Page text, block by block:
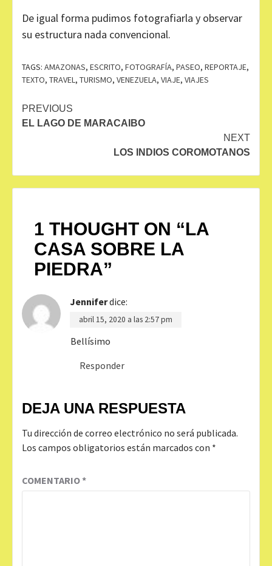
De igual forma pudimos fotografiarla y observar
su estructura nada convencional.
TAGS: AMAZONAS, ESCRITO, FOTOGRAFÍA, PASEO, REPORTAJE,
TEXTO, TRAVEL, TURISMO, VENEZUELA, VIAJE, VIAJES
Continue
Reading
PREVIOUS
EL LAGO DE MARACAIBO
NEXT
LOS INDIOS COROMOTANOS
1 THOUGHT ON “LA
CASA SOBRE LA
PIEDRA”
Jenniferdice:
abril 15, 2020 a las 2:57 pm
Bellísimo
Responder
DEJA UNA RESPUESTA
Tu dirección de correo electrónico no será publicada.
Los campos obligatorios están marcados con *
COMENTARIO*